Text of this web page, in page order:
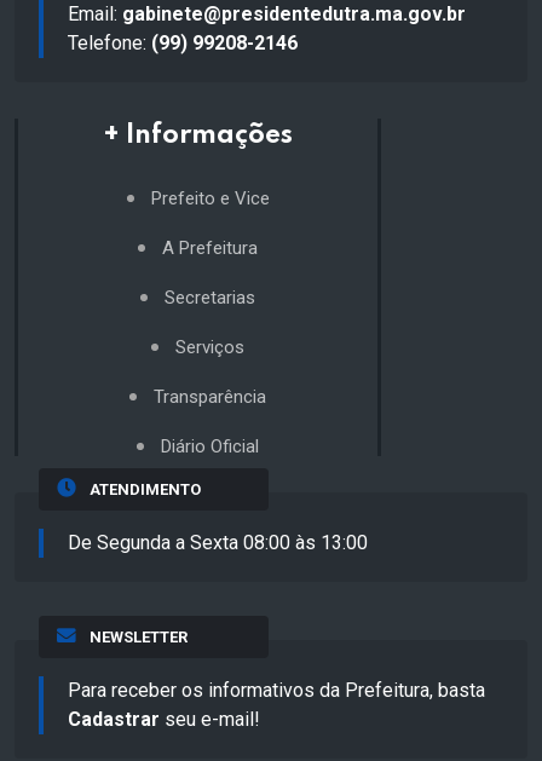
Email: gabinete@presidentedutra.ma.gov.br
Telefone: (99) 99208-2146
+ Informações
Prefeito e Vice
A Prefeitura
Secretarias
Serviços
Transparência
Diário Oficial
ATENDIMENTO
De Segunda a Sexta 08:00 às 13:00
NEWSLETTER
Para receber os informativos da Prefeitura, basta
Cadastrar seu e-mail!